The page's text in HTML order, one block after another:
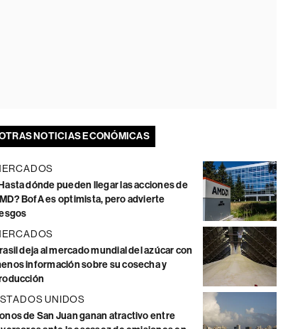
NOTICIAS ECONÓMICAS
dónde pueden llegar las acciones de
BofA es optimista, pero advierte
deja al mercado mundial del azúcar con
información sobre su cosecha y
UNIDOS
de San Juan ganan atractivo entre